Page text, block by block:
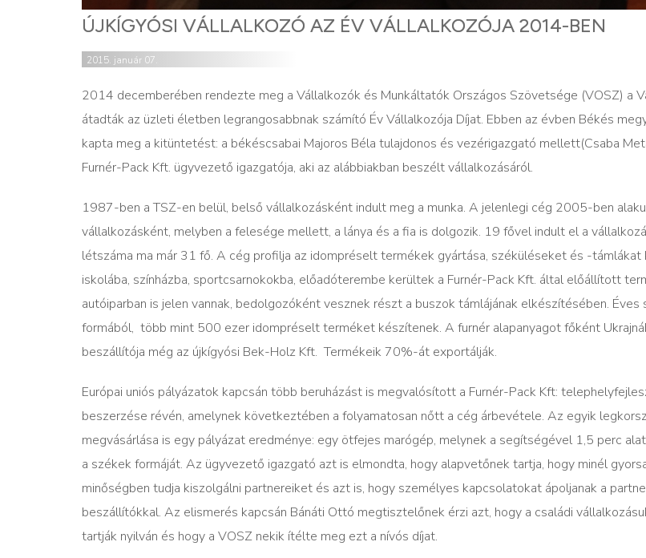
ÚJKÍGYÓSI VÁLLALKOZÓ AZ ÉV VÁLLALKOZÓJA 2014-BEN
2015. január 07.
2014 decemberében rendezte meg a Vállalkozók és Munkáltatók Országos Szövetsége (VOSZ) a
átadták az üzleti életben legrangosabbnak számító Év Vállalkozója Díjat. Ebben az évben Békés
kapta meg a kitüntetést: a békéscsabai Majoros Béla tulajdonos és vezérigazgató mellett(Csaba
Furnér-Pack Kft. ügyvezető igazgatója, aki az alábbiakban beszélt vállalkozásáról.
1987-ben a TSZ-en belül, belső vállalkozásként indult meg a munka. A jelenlegi cég 2005-ben
vállalkozásként, melyben a felesége mellett, a lánya és a fia is dolgozik. 19 fővel indult el a
létszáma ma már 31 fő. A cég profilja az idompréselt termékek gyártása, széküléseket és -támlákat
iskolába, színházba, sportcsarnokokba, előadóterembe kerültek a Furnér-Pack Kft. által előállított
autóiparban is jelen vannak, bedolgozóként vesznek részt a buszok támlájának elkészítésében.
formából, több mint 500 ezer idompréselt terméket készítenek. A furnér alapanyagot főként
beszállítója még az újkígyósi Bek-Holz Kft. Termékeik 70%-át exportálják.
Európai uniós pályázatok kapcsán több beruházást is megvalósított a Furnér-Pack Kft:
beszerzése révén, amelynek következtében a folyamatosan nőtt a cég árbevétele. Az egyik
megvásárlása is egy pályázat eredménye: egy ötfejes marógép, melynek a segítségével 1,5 perc
a székek formáját. Az ügyvezető igazgató azt is elmondta, hogy alapvetőnek tartja, hogy minél
minőségben tudja kiszolgálni partnereiket és azt is, hogy személyes kapcsolatokat ápoljanak a
beszállítókkal. Az elismerés kapcsán Bánáti Ottó megtisztelőnek érzi azt, hogy a családi
tartják nyilván és hogy a VOSZ nekik ítélte meg ezt a nívós díjat.